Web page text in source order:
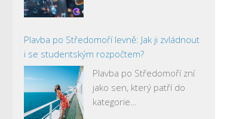
Plavba po Středomoří levně: Jak ji zvládnout
i se studentským rozpočtem?
Plavba po Středomoří zní
jako sen, který patří do
kategorie…